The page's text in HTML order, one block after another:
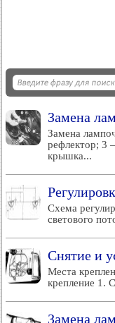
Замена
Замена
рефлектор; 3
крышка...
Схема
светового
Снятие и
Места
крепление 1.
Замена